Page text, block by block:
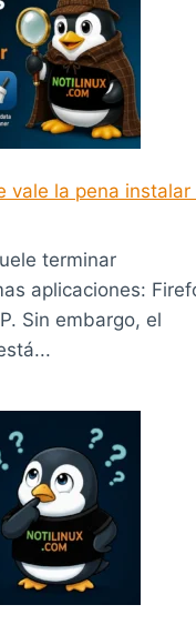
vale la pena instalar
terminar
aplicaciones:
Sin embargo, el